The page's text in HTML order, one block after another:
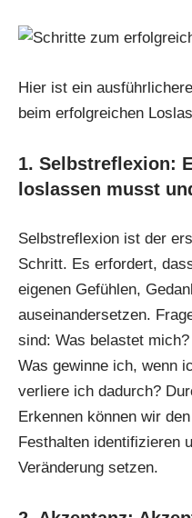
Hier ist ein
beim erfolgreichen
1. Selbstreflexion:
loslassen musst
Selbstreflexion ist der
Schritt. Es erfordert,
eigenen Gefühlen,
auseinandersetzen.
sind: Was belastet
Was gewinne ich, wenn
verliere ich dadurch?
Erkennen können wir
Festhalten identifizieren
Veränderung setzen.